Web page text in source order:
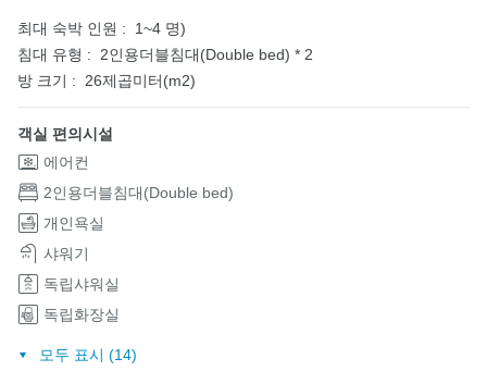
최대 숙박 인원 :
1~4 명)
침대 유형 :
2인용더블침대(Double bed) * 2
방 크기 :
26제곱미터(m2)
객실 편의시설
에어컨
2인용더블침대(Double bed)
개인욕실
샤워기
독립샤워실
독립화장실
모두 표시 (14)